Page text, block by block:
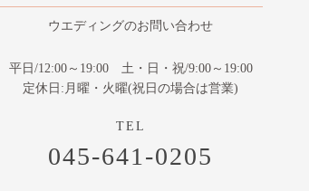
ウエディングのお問い合わせ
平日/12:00～19:00 土・日・祝/9:00～19:00
定休日:月曜・火曜(祝日の場合は営業)
045-641-0205